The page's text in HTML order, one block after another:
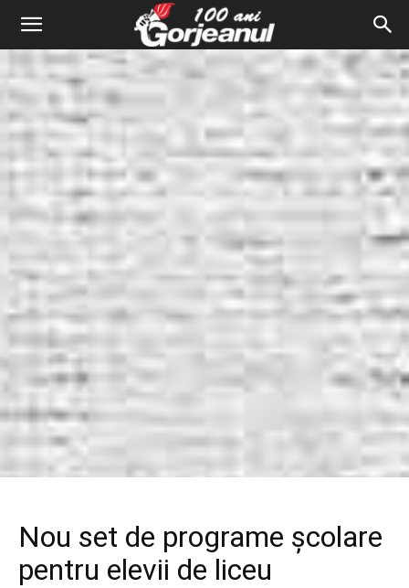
Nou set de programe școlare
pentru elevii de liceu